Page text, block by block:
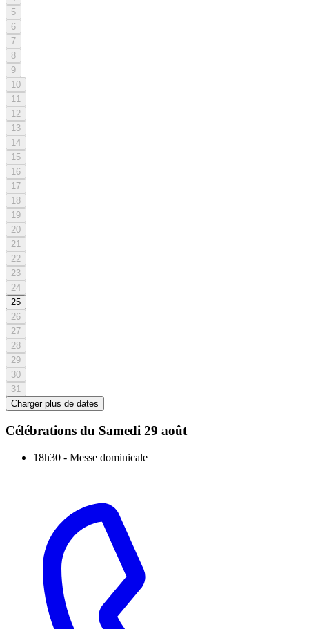
5
6
7
8
9
10
11
12
13
14
15
16
17
18
19
20
21
22
23
24
25
26
27
28
29
30
31
Charger plus de dates
Célébrations du Samedi 29 août
18h30 - Messe dominicale